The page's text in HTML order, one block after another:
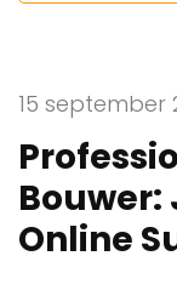
15 september
Bouwer:
Online